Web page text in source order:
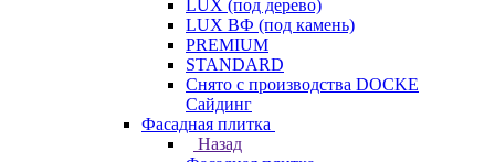
LUX (под дерево)
LUX ВФ (под камень)
PREMIUM
STANDARD
Снято с производства DOCKE
Сайдинг
Фасадная плитка
Назад